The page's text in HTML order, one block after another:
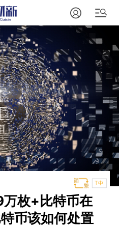
T中
万枚+比特币在
币该如何处置